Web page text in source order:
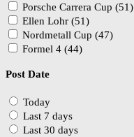
Porsche Carrera Cup (51)
Ellen Lohr (51)
Nordmetall Cup (47)
Formel 4 (44)
Post Date
Today
Last 7 days
Last 30 days